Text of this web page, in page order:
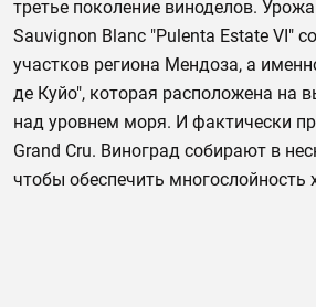
третье поколение виноделов.
Sauvignon Blanc "Pulenta Estate VI"
участков региона Мендоза, а
де Куйо", которая расположена на
над уровнем моря. И фактически
Grand Cru. Виноград собирают в
чтобы обеспечить многослойность